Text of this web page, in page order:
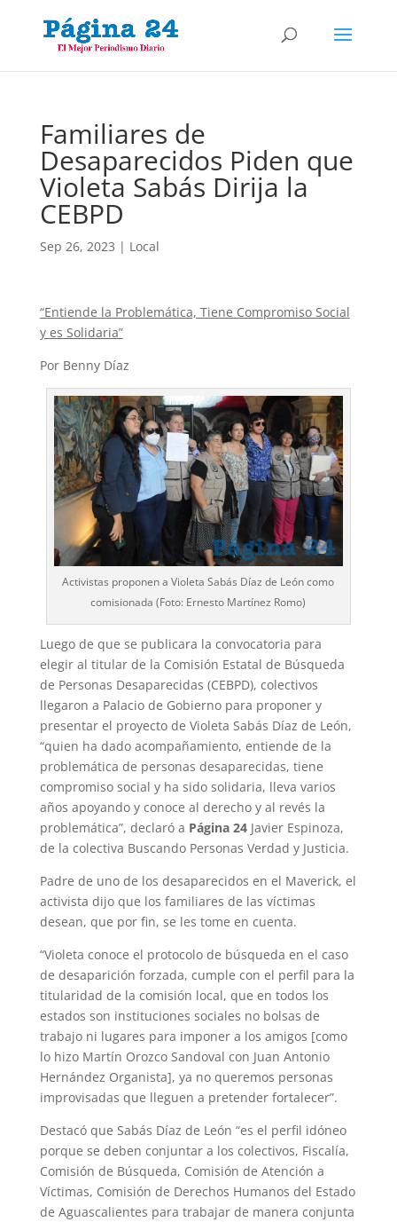
Familiares de
Desaparecidos Piden que
Violeta Sabás Dirija la
CEBPD
Sep 26, 2023 | Local
“Entiende la Problemática, Tiene Compromiso Social
y es Solidaria”
Por Benny Díaz
Activistas proponen a Violeta Sabás Díaz de León como
comisionada (Foto: Ernesto Martínez Romo)
Luego de que se publicara la convocatoria para
elegir al titular de la Comisión Estatal de Búsqueda
de Personas Desaparecidas (CEBPD), colectivos
llegaron a Palacio de Gobierno para proponer y
presentar el proyecto de Violeta Sabás Díaz de León,
“quien ha dado acompañamiento, entiende de la
problemática de personas desaparecidas, tiene
compromiso social y ha sido solidaria, lleva varios
años apoyando y conoce al derecho y al revés la
problemática”, declaró a Página 24Javier Espinoza,
de la colectiva Buscando Personas Verdad y Justicia.
Padre de uno de los desaparecidos en el Maverick, el
activista dijo que los familiares de las víctimas
desean, que por fin, se les tome en cuenta.
“Violeta conoce el protocolo de búsqueda en el caso
de desaparición forzada, cumple con el perfil para la
titularidad de la comisión local, que en todos los
estados son instituciones sociales no bolsas de
trabajo ni lugares para imponer a los amigos [como
lo hizo Martín Orozco Sandoval con Juan Antonio
Hernández Organista], ya no queremos personas
improvisadas que lleguen a pretender fortalecer”.
Destacó que Sabás Díaz de León “es el perfil idóneo
porque se deben conjuntar a los colectivos, Fiscalía,
Comisión de Búsqueda, Comisión de Atención a
Víctimas, Comisión de Derechos Humanos del Estado
de Aguascalientes para trabajar de manera conjunta